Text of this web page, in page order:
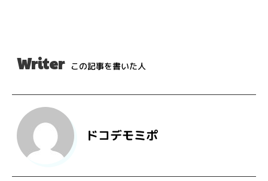
Writer この記事を書いた人
ドコデモミポ